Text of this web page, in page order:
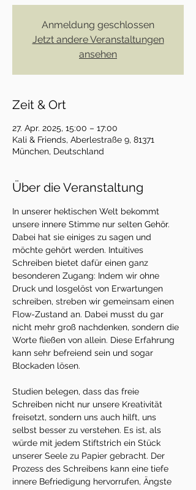
Anmeldung geschlossen
Jetzt andere Veranstaltungen
ansehen
Zeit & Ort
27. Apr. 2025, 15:00 – 17:00
Kali & Friends, Aberlestraße 9, 81371
München, Deutschland
Über die Veranstaltung
In unserer hektischen Welt bekommt
unsere innere Stimme nur selten Gehör.
Dabei hat sie einiges zu sagen und
möchte gehört werden. Intuitives
Schreiben bietet dafür einen ganz
besonderen Zugang: Indem wir ohne
Druck und losgelöst von Erwartungen
schreiben, streben wir gemeinsam einen
Flow-Zustand an. Dabei musst du gar
nicht mehr groß nachdenken, sondern die
Worte fließen von allein. Diese Erfahrung
kann sehr befreiend sein und sogar
Blockaden lösen.
Studien belegen, dass das freie
Schreiben nicht nur unsere Kreativität
freisetzt, sondern uns auch hilft, uns
selbst besser zu verstehen. Es ist, als
würde mit jedem Stiftstrich ein Stück
unserer Seele zu Papier gebracht. Der
Prozess des Schreibens kann eine tiefe
innere Befriedigung hervorrufen, Ängste